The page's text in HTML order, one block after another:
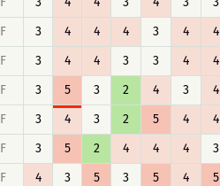
F 3 4 4 4 3 4 4
F 3 4 4 3 3 4 4
F 3 5 3 2 4 3 4
F 3 4 3 2 5 4 4
F 3 5 2 4 4 4 3
F 4 3 5 3 5 4 5